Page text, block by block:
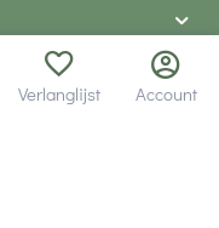
Verlanglijst Account